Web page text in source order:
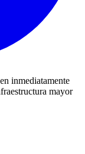
inmediatamente
mayor